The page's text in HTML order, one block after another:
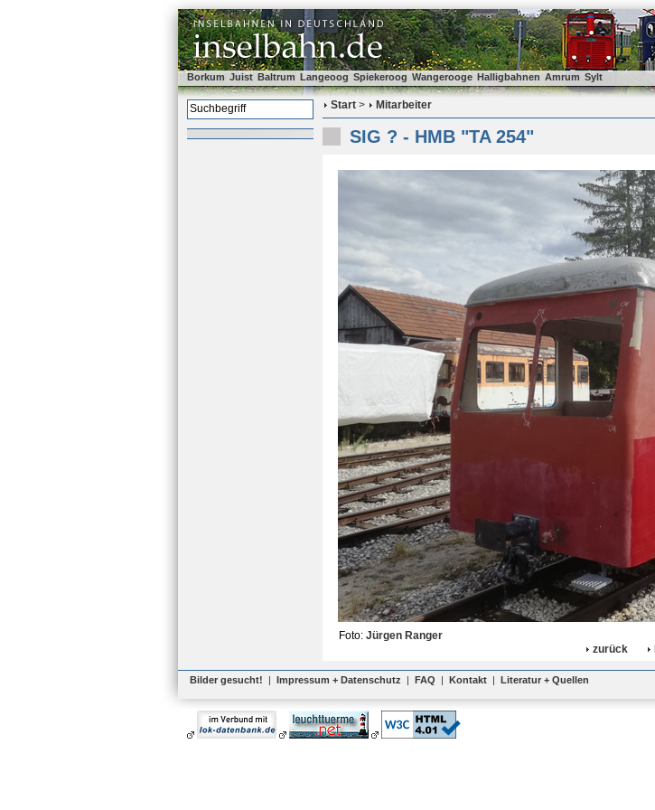
Borkum Juist Baltrum Langeoog Spiekeroog Wangerooge Halligbahnen Amrum Sylt
Start > Mitarbeiter
SIG ? - HMB "TA 254"
Foto: Jürgen Ranger
zurück
Bilder gesucht! | Impressum + Datenschutz | FAQ | Kontakt | Literatur + Quellen